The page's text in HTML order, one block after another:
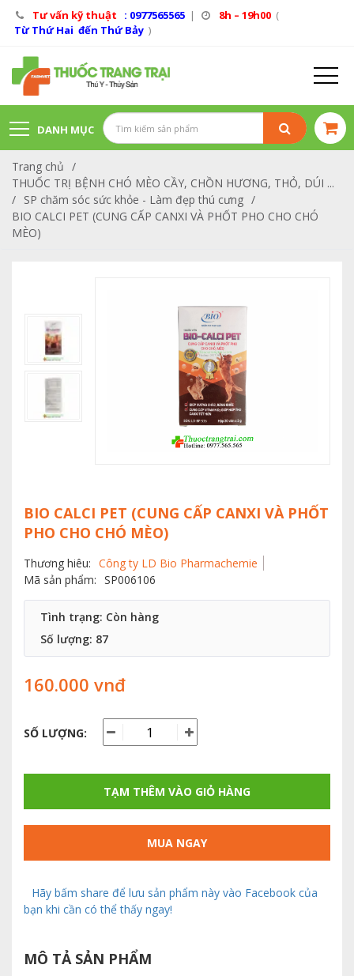
Tư vấn kỹ thuật : 0977565565 | 8h – 19h00 (
Từ Thứ Hai đến Thứ Bảy )
DANH MỤC
SẢN PHẨM
Trang chủ /
THUỐC TRỊ BỆNH CHÓ MÈO CẦY, CHỒN HƯƠNG, THỎ, DÚI ...
/ SP chăm sóc sức khỏe - Làm đẹp thú cưng /
BIO CALCI PET (CUNG CẤP CANXI VÀ PHỐT PHO CHO CHÓ
MÈO)
BIO CALCI PET (CUNG CẤP CANXI VÀ PHỐT
PHO CHO CHÓ MÈO)
Thương hiêu: Công ty LD Bio Pharmachemie
Mã sản phẩm: SP006106
Tình trạng: Còn hàng
Số lượng: 87
160.000 vnđ
SỐ LƯỢNG:
TẠM THÊM VÀO GIỎ HÀNG
MUA NGAY
Hãy bấm share để lưu sản phẩm này vào Facebook của
bạn khi cần có thể thấy ngay!
MÔ TẢ SẢN PHẨM